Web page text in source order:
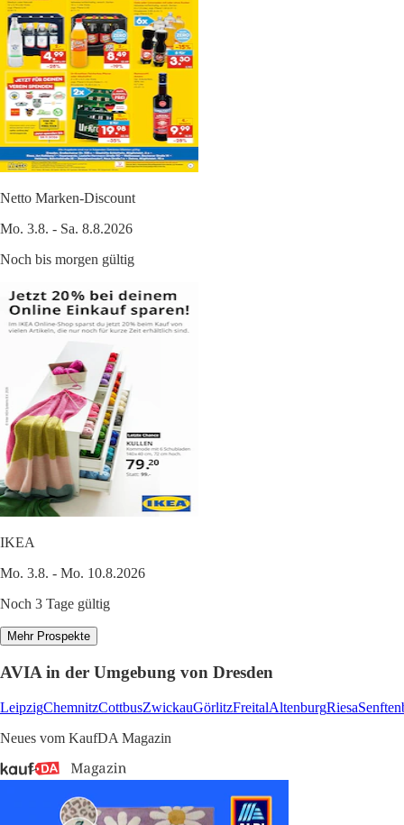
Netto Marken-Discount
Mo. 3.8. - Sa. 8.8.2026
Noch bis morgen gültig
IKEA
Mo. 3.8. - Mo. 10.8.2026
Noch 3 Tage gültig
Mehr Prospekte
AVIA in der Umgebung von Dresden
LeipzigChemnitzCottbusZwickauGörlitzFreitalAltenburgRiesa
Neues vom KaufDA Magazin